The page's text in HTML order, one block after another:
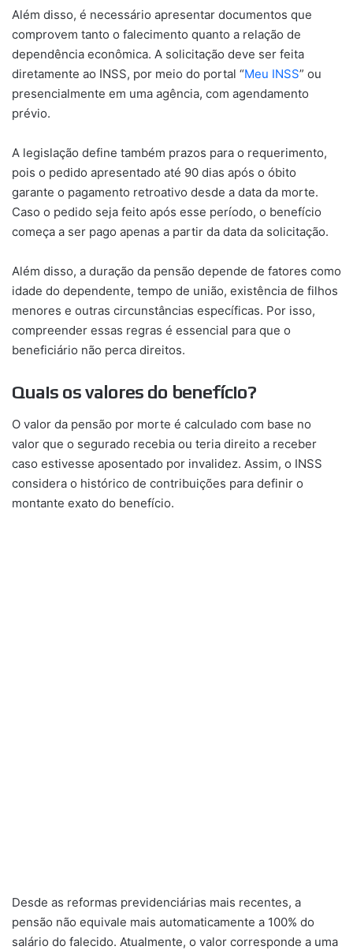
Além disso, é necessário apresentar documentos que
comprovem tanto o falecimento quanto a relação de
dependência econômica. A solicitação deve ser feita
diretamente ao INSS, por meio do portal “Meu INSS” ou
presencialmente em uma agência, com agendamento
prévio.
A legislação define também prazos para o requerimento,
pois o pedido apresentado até 90 dias após o óbito
garante o pagamento retroativo desde a data da morte.
Caso o pedido seja feito após esse período, o benefício
começa a ser pago apenas a partir da data da solicitação.
Além disso, a duração da pensão depende de fatores como
idade do dependente, tempo de união, existência de filhos
menores e outras circunstâncias específicas. Por isso,
compreender essas regras é essencial para que o
beneficiário não perca direitos.
Quais os valores do benefício?
O valor da pensão por morte é calculado com base no
valor que o segurado recebia ou teria direito a receber
caso estivesse aposentado por invalidez. Assim, o INSS
considera o histórico de contribuições para definir o
montante exato do benefício.
Desde as reformas previdenciárias mais recentes, a
pensão não equivale mais automaticamente a 100% do
salário do falecido. Atualmente, o valor corresponde a uma